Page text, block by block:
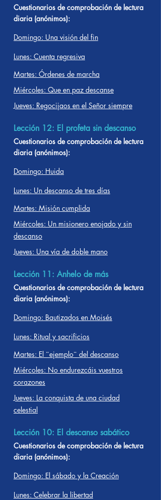
Cuestionarios de comprobación de lectura
diaria (anónimos):
Domingo: Una visión del fin
Lunes: Cuenta regresiva
Martes: Órdenes de marcha
Miércoles: Que en paz descanse
Jueves: Regocijaos en el Señor siempre
Lección 12: El profeta sin descanso
Cuestionarios de comprobación de lectura
diaria (anónimos):
Domingo: Huida
Lunes: Un descanso de tres días
Martes: Misión cumplida
Miércoles: Un misionero enojado y sin
descanso
Jueves: Una vía de doble mano
Lección 11: Anhelo de más
Cuestionarios de comprobación de lectura
diaria (anónimos):
Domingo: Bautizados en Moisés
Lunes: Ritual y sacrificios
Martes: El ¨ejemplo¨ del descanso
Miércoles: No endurezcáis vuestros
corazones
Jueves: La conquista de una ciudad
celestial
Lección 10: El descanso sabático
Cuestionarios de comprobación de lectura
diaria (anónimos):
Domingo: El sábado y la Creación
Lunes: Celebrar la libertad